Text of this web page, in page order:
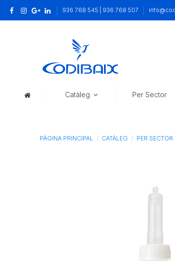
936 768 545 | 936 768 507
Catàleg Per Sector
PÀGINA PRINCIPAL CATÀLEG PER SECTOR